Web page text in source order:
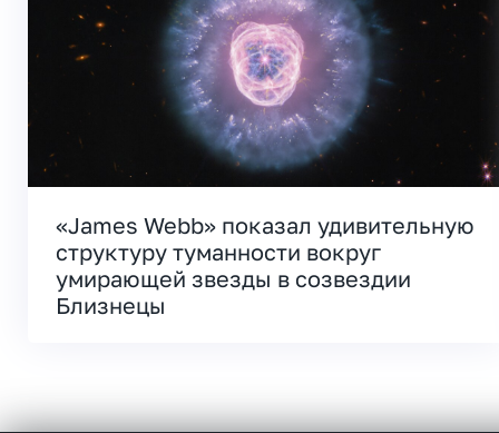
«James Webb» показал удивительную
структуру туманности вокруг
умирающей звезды в созвездии
Близнецы